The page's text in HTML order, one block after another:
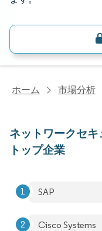
ホーム 市場分析
ネットワークセ
トップ企業
SAP
Cisco Systems